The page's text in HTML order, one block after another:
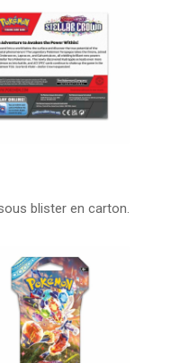
blister en carton.